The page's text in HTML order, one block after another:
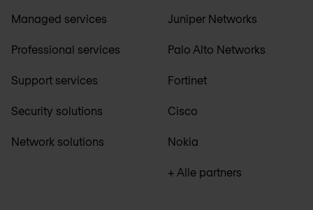
Managed services
Professional services
Support services
Security solutions
Network solutions
Juniper Networks
Palo Alto Networks
Fortinet
Cisco
Nokia
+ Alle partners